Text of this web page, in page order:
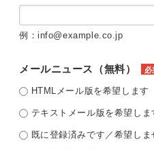
例：info@example.co.jp
メールニュース（無料） 必
HTMLメール版を希望します
テキストメール版を希望しま
既に登録済みです／希望しま